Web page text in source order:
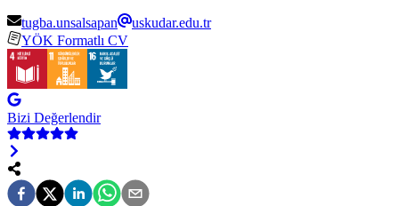
tugba.unsalsapan
uskudar.edu.tr
YÖK Formatlı CV
Bizi Değerlendir